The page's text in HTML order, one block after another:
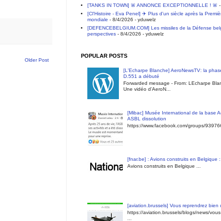
Older Post
[TANKS IN TOWN] 🚨 ANNONCE EXCEPTIONNELLE ! 🚨
[Cl'Histoire - Eva Penel] ✈️ Plus d'un siècle après la
mondiale - 8/4/2026 - yduwelz
[DEFENCEBELGIUM.COM] Les missiles de la Défense
perspectives- 8/4/2026 - yduwelz
POPULAR POSTS
[L'Echarpe Blanche] AeroNewsTV: la
D.551 a débuté
Forwarded message - From: LEcharpe
Une vidéo d'AeroN...
[Mibac] Musée International de la base
ASBL dissolution
https://www.facebook.com/groups/
[fnar.be] : Avions construits en Belgique
Avions construits en Belgique ...
[aviation.brussels] Vous reprendrez bien
https://aviation.brussels/blogs/news/